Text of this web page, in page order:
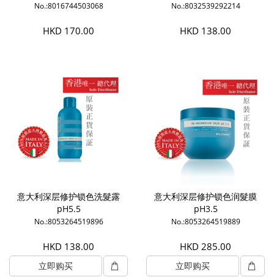
No.:8016744503068
HKD 170.00
No.:8032539292214
HKD 138.00
意大利深层修护锁色洗髮露
pH5.5
No.:8053264519896
HKD 138.00
立即购买
意大利深层修护锁色润髮膜
pH3.5
No.:8053264519889
HKD 285.00
立即购买